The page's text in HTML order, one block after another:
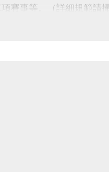
賽事等。（詳細規範請